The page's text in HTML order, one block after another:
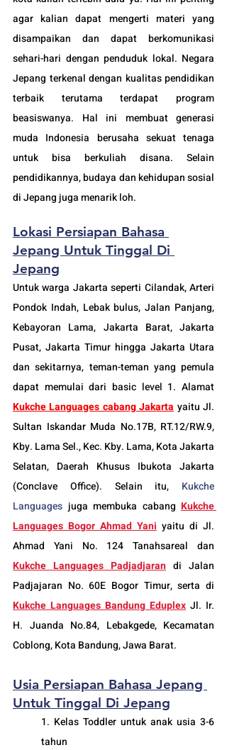
agar kalian dapat mengerti materi yang
disampaikan dan dapat berkomunikasi
Jepang terkenal dengan kualitas pendidikan
terbaik terutama terdapat program
beasiswanya. Hal ini membuat generasi
muda Indonesia berusaha sekuat tenaga
untuk bisa berkuliah disana. Selain
pendidikannya, budaya dan kehidupan sosial
di Jepang juga menarik loh.
Lokasi Persiapan Bahasa
Jepang Untuk Tinggal Di
Jepang
Untuk warga Jakarta seperti Cilandak, Arteri
Pondok Indah, Lebak bulus, Jalan Panjang,
Kebayoran Lama, Jakarta Barat, Jakarta
Pusat, Jakarta Timur hingga Jakarta Utara
dan sekitarnya, teman-teman yang pemula
Kukche Languages cabang Jakarta yaitu Jl.
Sultan Iskandar Muda No.17B, RT.12/RW.9,
Kby. Lama Sel., Kec. Kby. Lama, Kota Jakarta
Selatan, Daerah Khusus Ibukota Jakarta
(Conclave Office). Selain itu, Kukche
Languages juga membuka cabang Kukche
Languages Bogor Ahmad Yani yaitu di Jl.
Ahmad Yani No. 124 Tanahsareal dan
Kukche Languages Padjadjaran di Jalan
Kukche Languages Bandung Eduplex Jl. Ir.
H. Juanda No.84, Lebakgede, Kecamatan
Coblong, Kota Bandung, Jawa Barat.
Usia Persiapan Bahasa Jepang
Untuk Tinggal Di Jepang
1. Kelas Toddler untuk anak usia 3-6
tahun